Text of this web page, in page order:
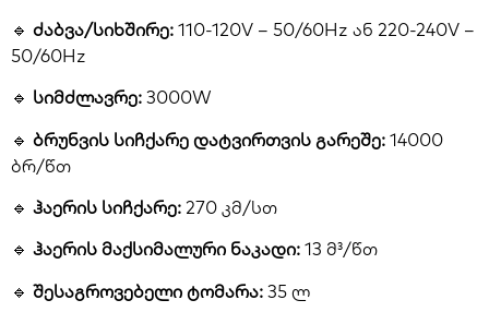
🔹 ძაბვა/სიხშირე: 110-120V – 50/60Hz ან 220-240V –
50/60Hz
🔹 სიმძლავრე: 3000W
🔹 ბრუნვის სიჩქარე დატვირთვის გარეშე: 14000
ბრ/წთ
🔹 ჰაერის სიჩქარე: 270 კმ/სთ
🔹 ჰაერის მაქსიმალური ნაკადი: 13 მ³/წთ
🔹 შესაგროვებელი ტომარა: 35 ლ